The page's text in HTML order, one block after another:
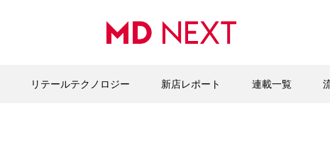
リテールテクノロジー 新店レポート 連載一覧